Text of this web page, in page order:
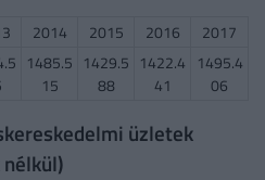
2014 2015 2016
2017
1485.5
15
1429.5
88
1422.4
41
1495.4
06
üzletek